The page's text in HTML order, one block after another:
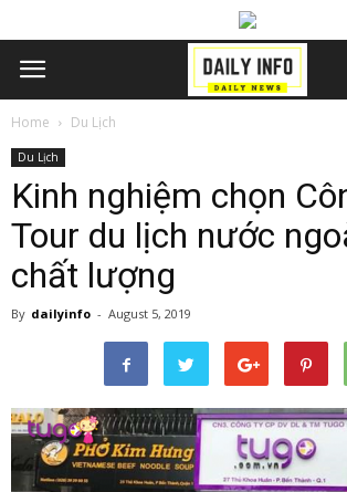
Home Du Lịch
Du Lịch
Kinh nghiệm chọn
Tour du lịch nước
chất lượng
By dailyinfo - August 5, 2019